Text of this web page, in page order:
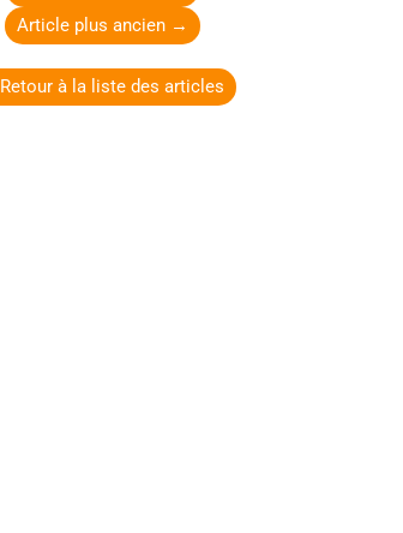
Article plus ancien→
Retour à la liste des articles